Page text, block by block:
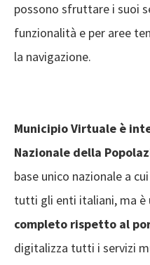
possono sfruttare i suoi
funzionalità e per aree
la navigazione.
Municipio Virtuale è
Nazionale della
base unico nazionale a
tutti gli enti italiani, ma è
completo rispetto al
digitalizza tutti i servizi